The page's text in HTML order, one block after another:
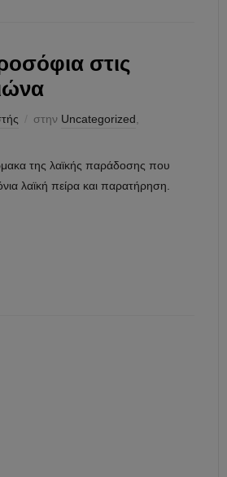
στις
στην Uncategorized
της λαϊκής παράδοσης που
λαϊκή πείρα και παρατήρηση.